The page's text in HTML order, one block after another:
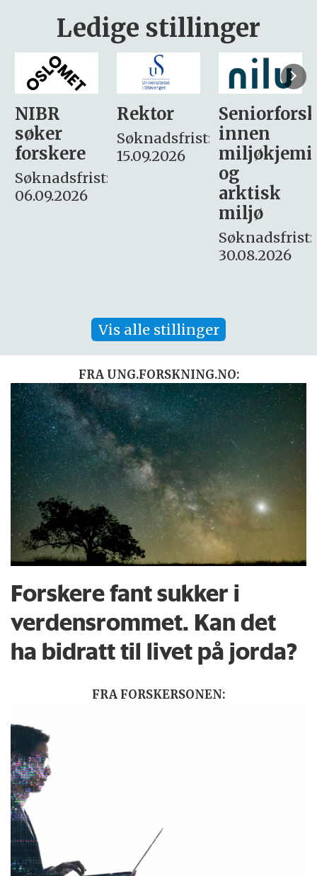
Ledige stillinger
Rektor
Søknadsfrist:
15.09.2026
Seniorforsker
innen
miljøkjemi
søker
– fast
Søknadsfrist:
16. august.
Vis alle stillinger
FRA UNG.FORSKNING.NO:
Forskere fant sukker i
verdensrommet. Kan det
ha bidratt til livet på jorda?
FRA FORSKERSONEN: